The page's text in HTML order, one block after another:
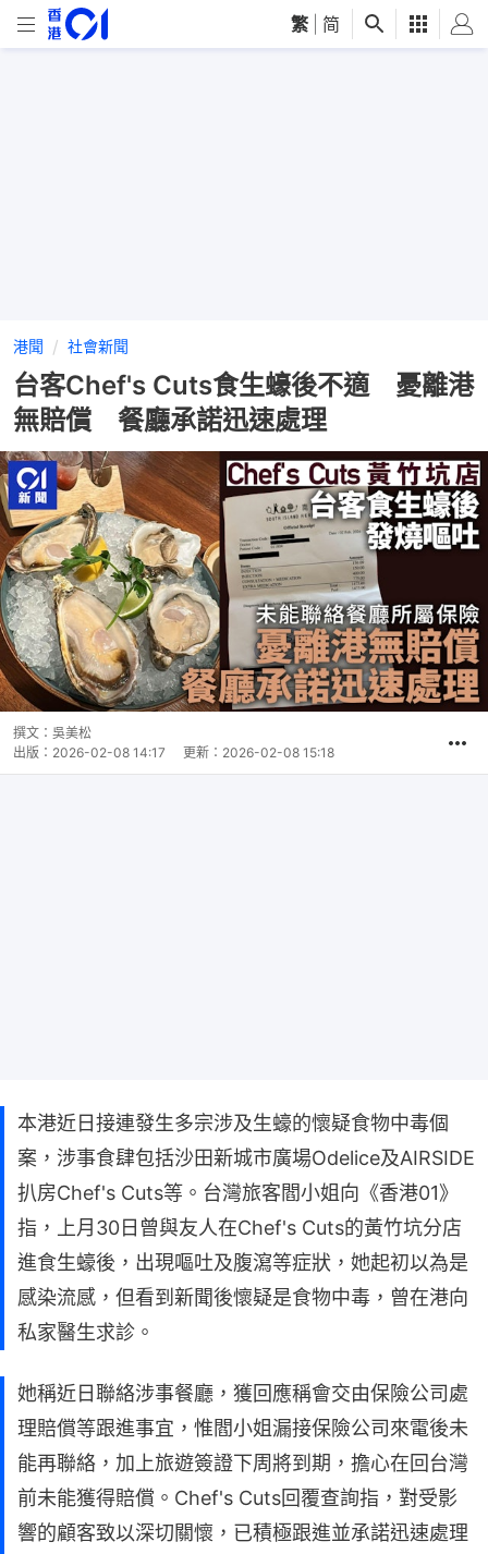
繁 简
港聞 社會新聞
台客Chef's Cuts食生蠔後不適 憂離港
無賠償 餐廳承諾迅速處理
撰文： 吳美松
出版： 2026-02-08 14:17 更新： 2026-02-08 15:18
本港近日接連發生多宗涉及生蠔的懷疑食物中毒個
案，涉事食肆包括沙田新城市廣場Odelice及AIRSIDE
扒房Chef's Cuts等。台灣旅客閻小姐向《香港01》
指，上月30日曾與友人在Chef's Cuts的黃竹坑分店
進食生蠔後，出現嘔吐及腹瀉等症狀，她起初以為是
感染流感，但看到新聞後懷疑是食物中毒，曾在港向
私家醫生求診。
她稱近日聯絡涉事餐廳，獲回應稱會交由保險公司處
理賠償等跟進事宜，惟閻小姐漏接保險公司來電後未
能再聯絡，加上旅遊簽證下周將到期，擔心在回台灣
前未能獲得賠償。Chef's Cuts回覆查詢指，對受影
響的顧客致以深切關懷，已積極跟進並承諾迅速處理